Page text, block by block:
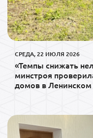
СРЕДА, 22 ИЮЛЯ 2026
«Темпы снижать
минстроя
домов в Ленинском